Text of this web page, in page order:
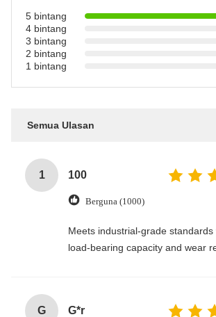
5 bintang
4 bintang
3 bintang
2 bintang
1 bintang
Semua Ulasan
1 100
Berguna (1000)
Meets industrial-grade standards
load-bearing capacity and wear
G G*r